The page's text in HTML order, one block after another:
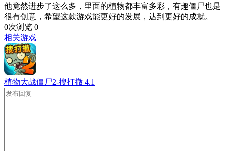
他竟然进步了这么多，里面的植物都丰富多彩，有趣僵尸也是
很有创意，希望这款游戏能更好的发展，达到更好的成就。
0次浏览 0
相关游戏
植物大战僵尸2-搜打撤 4.1